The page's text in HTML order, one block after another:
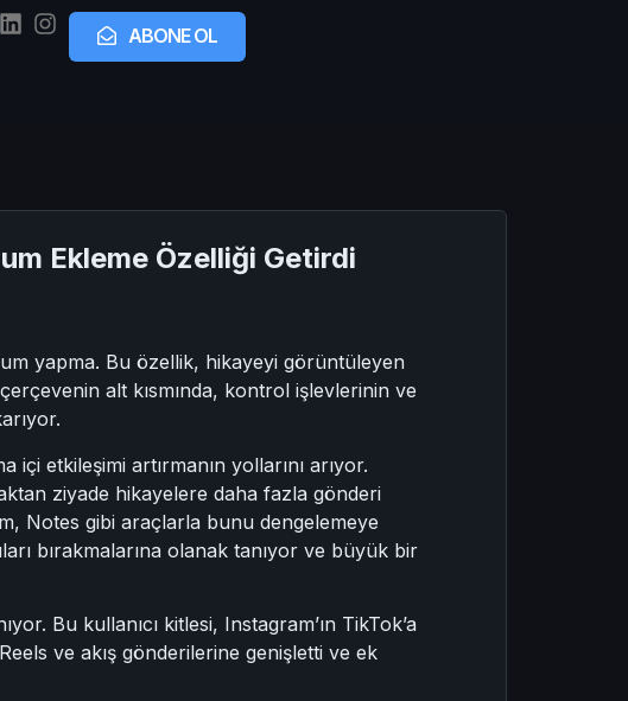
ABONE OL
Ekleme Özelliği Getirdi
yapma. Bu özellik, hikayeyi görüntüleyen
alt kısmında, kontrol işlevlerinin ve
etkileşimi artırmanın yollarını arıyor.
ziyade hikayelere daha fazla gönderi
Notes gibi araçlarla bunu dengelemeye
bırakmalarına olanak tanıyor ve büyük bir
Bu kullanıcı kitlesi, Instagram’ın TikTok’a
ve akış gönderilerine genişletti ve ek